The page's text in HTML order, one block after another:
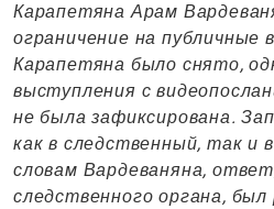
Карапетяна Арам
ограничение на публичные
Карапетяна было снято,
выступления с
не была зафиксирована.
как в следственный, так и
словам Вардеваняна,
следственного органа, был